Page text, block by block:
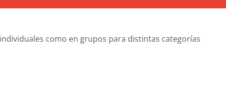
como en grupos para distintas categorías